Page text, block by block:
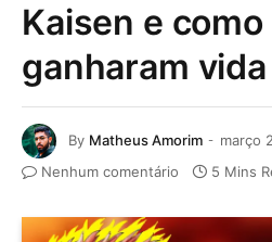
Kaisen e como
ganharam
By Matheus Amorim
março
Nenhum comentário
5 Mins